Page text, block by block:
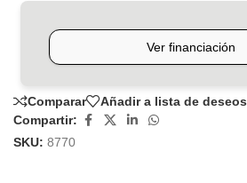
Comparar
Añadir a lista de deseos
Compartir:
SKU: 8770